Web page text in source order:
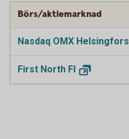
Börs/aktiemarknad
Nasdaq OMX Helsingfors
First North FI